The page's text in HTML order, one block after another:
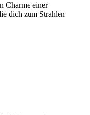
Charme einer
dich zum Strahlen